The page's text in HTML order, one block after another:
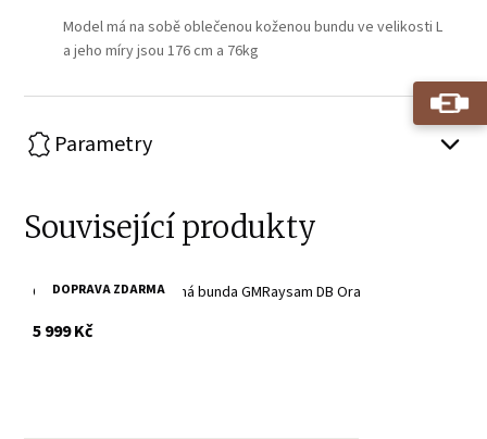
Model má na sobě oblečenou koženou bundu ve velikosti L
a jeho míry jsou 176 cm a 76kg
Parametry
Související produkty
DOPRAVA ZDARMA
Oranžová pánská kožená bunda GMRaysam DB Ora
5 999 Kčs DPH